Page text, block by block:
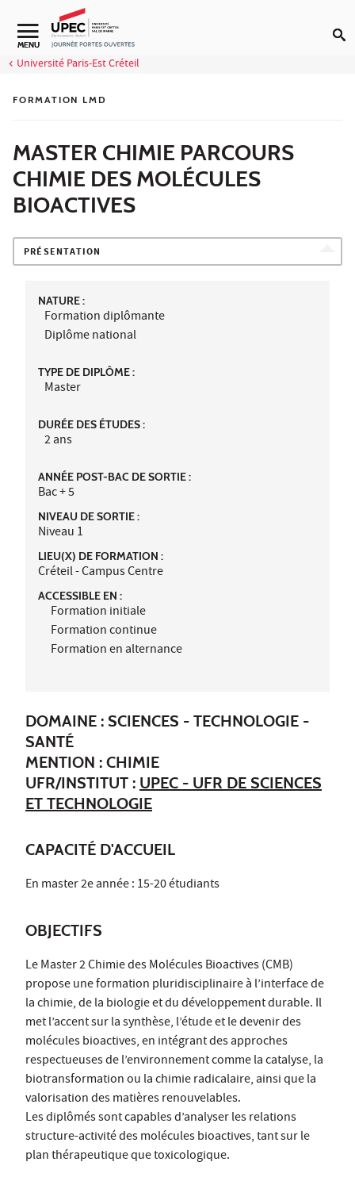
Aller au contenu
MENU
Université Paris-Est Créteil
FORMATION LMD
MASTER CHIMIE PARCOURS
CHIMIE DES MOLÉCULES
BIOACTIVES
PRÉSENTATION
NATURE :
Formation diplômante
Diplôme national
TYPE DE DIPLÔME :
Master
DURÉE DES ÉTUDES :
2 ans
ANNÉE POST-BAC DE SORTIE :
Bac + 5
NIVEAU DE SORTIE :
Niveau 1
LIEU(X) DE FORMATION :
Créteil - Campus Centre
ACCESSIBLE EN :
Formation initiale
Formation continue
Formation en alternance
DOMAINE : SCIENCES - TECHNOLOGIE -
SANTÉ
MENTION : CHIMIE
UFR/INSTITUT : UPEC - UFR DE SCIENCES
ET TECHNOLOGIE
CAPACITÉ D'ACCUEIL
En master 2e année : 15-20 étudiants
OBJECTIFS
Le Master 2 Chimie des Molécules Bioactives (CMB)
propose une formation pluridisciplinaire à l’interface de
la chimie, de la biologie et du développement durable. Il
met l’accent sur la synthèse, l’étude et le devenir des
molécules bioactives, en intégrant des approches
respectueuses de l’environnement comme la catalyse, la
biotransformation ou la chimie radicalaire, ainsi que la
valorisation des matières renouvelables.
Les diplômés sont capables d’analyser les relations
structure-activité des molécules bioactives, tant sur le
plan thérapeutique que toxicologique.